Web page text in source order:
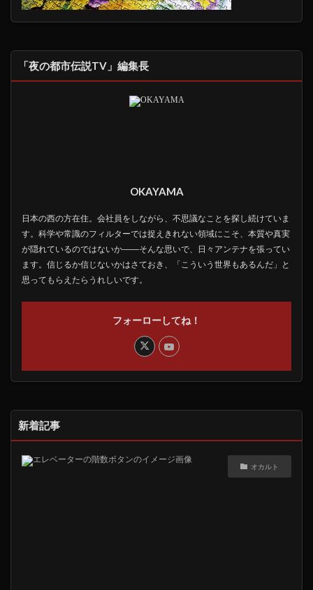
「夜の都市伝説TV」編集長
OKAYAMA
日本の西の方在住。会社員をしながら、不思議なことを探し続けていま
す。科学や常識のフィルターでは捉えきれない領域にこそ、本質や真実
が隠れているのではないか――そんな思いで、日々アンテナを張ってい
ます。信じるか信じないかはさておき、「こういう世界もあるんだ」と
思ってもらえたらうれしいです。
フォーローしてね！
新着記事
オカルト